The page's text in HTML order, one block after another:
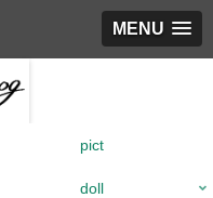
MENU
pict
doll